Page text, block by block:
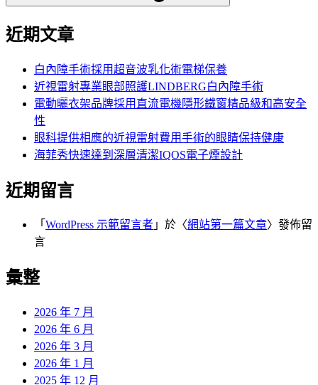
近期文章
白內障手術採用超音波乳化術電梯保養
近視雷射專業眼部照護LINDBERG白內障手術
電動曬衣架品牌採用直流電機隱形鐵窗精品級和高安全
性
眼科提供相應的近視雷射費用手術的眼睛保持健康
海菲秀快速達到深層清潔IQOS電子煙設計
近期留言
「 WordPress 示範留言者 」於〈網站第一篇文章〉發佈留
言
彙整
2026 年 7 月
2026 年 6 月
2026 年 3 月
2026 年 1 月
2025 年 12 月